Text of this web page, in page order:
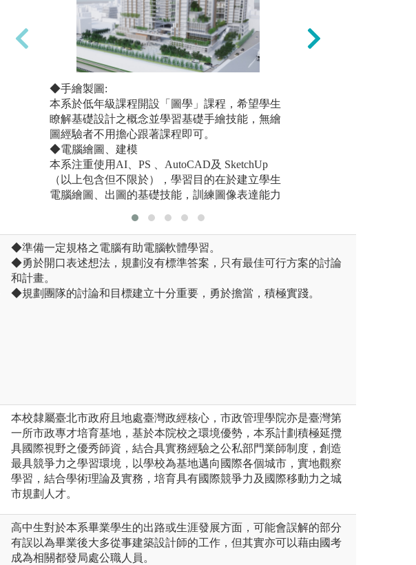
CDIO：以Conceive（構思）、Design（設計）、I
mplement（實施）、Operate（操作）的創新教育
方式，結合都市計畫與空間資訊實習課程，培養
出與世界接軌的高等學術人才
版權:逢甲大學教發中心：https://reurl.cc/lL8Wll
◆手繪製圖:
本系於低年級課程開設「圖學」課程，希望學生
瞭解基礎設計之概念並學習基礎手繪技能，無繪
圖經驗者不用擔心跟著課程即可。
◆電腦繪圖、建模
本系注重使用AI、PS 、AutoCAD及 SketchUp
（以上包含但不限於），學習目的在於建立學生
電腦繪圖、出圖的基礎技能，訓練圖像表達能力
◆準備一定規格之電腦有助電腦軟體學習。
◆勇於開口表述想法，規劃沒有標準答案，只有最佳可行方案的討論
和計畫。
◆規劃團隊的討論和目標建立十分重要，勇於擔當，積極實踐。
本校隸屬臺北市政府且地處臺灣政經核心，市政管理學院亦是臺灣第
一所市政專才培育基地，基於本院校之環境優勢，本系計劃積極延攬
具國際視野之優秀師資，結合具實務經驗之公私部門業師制度，創造
最具競爭力之學習環境，以學校為基地邁向國際各個城市，實地觀察
學習，結合學術理論及實務，培育具有國際競爭力及國際移動力之城
市規劃人才。
高中生對於本系畢業學生的出路或生涯發展方面，可能會誤解的部分
有誤以為畢業後大多從事建築設計師的工作，但其實亦可以藉由國考
成為相關都發局處公職人員。